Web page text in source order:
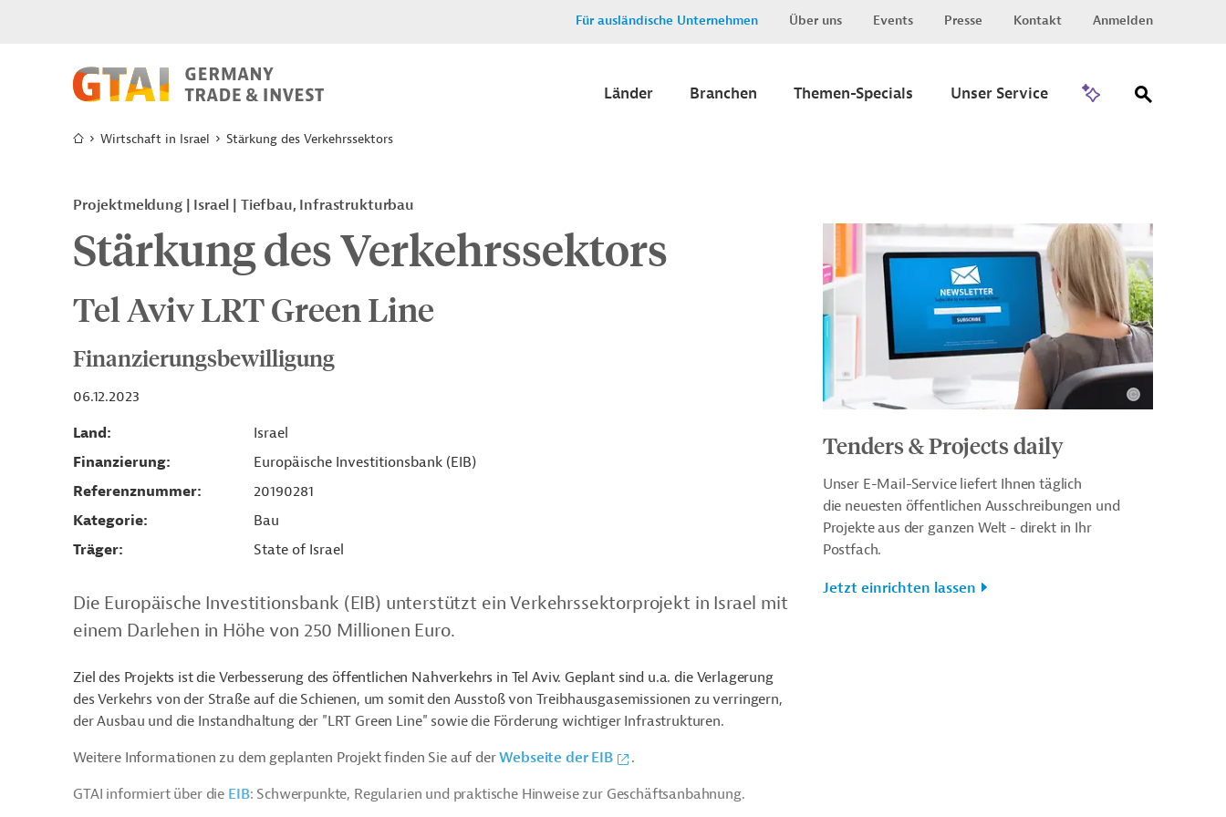
Für ausländische Unternehmen Über uns Events Presse Kontakt Anmelden
Länder Branchen Themen-Specials Unser Service
Wirtschaft in Israel Stärkung des Verkehrssektors
Projektmeldung Israel Tiefbau, Infrastrukturbau
Stärkung des Verkehrssektors
Tel Aviv LRT Green Line
Finanzierungsbewilligung
06.12.2023
Land
Israel
Finanzierung
Europäische Investitionsbank (EIB)
Referenznummer
20190281
Kategorie
Bau
Träger
State of Israel
Die Europäische Investitionsbank (EIB) unterstützt ein Verkehrssektorprojekt in Israel mit
einem Darlehen in Höhe von 250 Millionen Euro.
Ziel des Projekts ist die Verbesserung des öffentlichen Nahverkehrs in Tel Aviv. Geplant sind u.a. die Verlagerung
des Verkehrs von der Straße auf die Schienen, um somit den Ausstoß von Treibhausgasemissionen zu verringern,
der Ausbau und die Instandhaltung der "LRT Green Line" sowie die Förderung wichtiger Infrastrukturen.
Weitere Informationen zu dem geplanten Projekt finden Sie auf derWebseite der EIB
.
GTAI informiert über die EIB: Schwerpunkte, Regularien und praktische Hinweise zur Geschäftsanbahnung.
Tenders & Projects daily
Unser E-Mail-Service liefert Ihnen täglich
die neuesten öffentlichen Ausschreibungen und
Projekte aus der ganzen Welt - direkt in Ihr
Postfach.
Jetzt einrichten lassen